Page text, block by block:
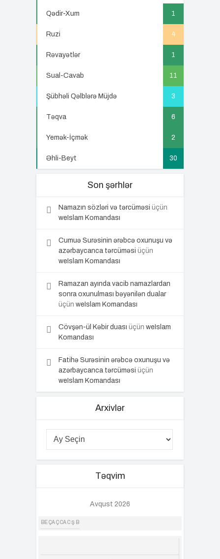
Qədir-Xum 1
Ruzi 4
Rəvayətlər 1
Sual-Cavab 11
Şübhəli Qəlblərə Müjdə 3
Təqva 6
Yemək-İçmək 2
Əhli-Beyt 30
Son şərhlər
Namazın sözləri və tərcüməsi üçün
weIslam Komandası
Cumuə Surəsinin ərəbcə oxunuşu və
azərbaycanca tərcüməsi üçün
weIslam Komandası
Ramazan ayında vacib namazlardan
sonra oxunulması bəyənilən dualar
üçün weIslam Komandası
Cövşən-ül Kəbir duası üçün weIslam
Komandası
Fatihə Surəsinin ərəbcə oxunuşu və
azərbaycanca tərcüməsi üçün
weIslam Komandası
Arxivlər
Təqvim
Avqust 2026
BE ÇA Ç CA C Ş B